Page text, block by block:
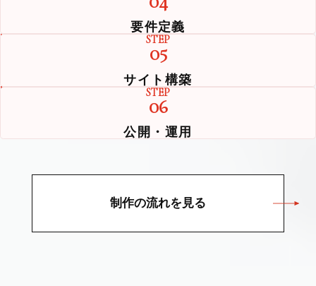
要件定義
STEP
05
サイト構築
STEP
06
公開・運用
制作の流れを見る